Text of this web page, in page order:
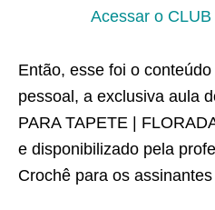
Acessar o
Então, esse foi o
pessoal, a exclusiva aula
PARA TAPETE |
e disponibilizado pela
Crochê para os